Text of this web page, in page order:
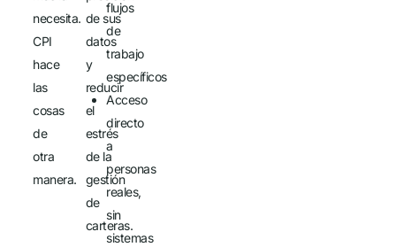
necesita.
CPI
hace
las
cosas
de
otra
manera.
flujos
de
trabajo
específicos
Acceso
directo
a
personas
reales,
sin
sistemas
de sus
datos
y
reducir
el
estrés
de la
gestión
de
carteras.